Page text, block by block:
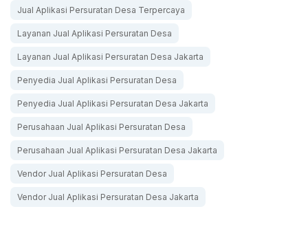
Jual Aplikasi Persuratan Desa Terpercaya
Layanan Jual Aplikasi Persuratan Desa
Layanan Jual Aplikasi Persuratan Desa Jakarta
Penyedia Jual Aplikasi Persuratan Desa
Penyedia Jual Aplikasi Persuratan Desa Jakarta
Perusahaan Jual Aplikasi Persuratan Desa
Perusahaan Jual Aplikasi Persuratan Desa Jakarta
Vendor Jual Aplikasi Persuratan Desa
Vendor Jual Aplikasi Persuratan Desa Jakarta